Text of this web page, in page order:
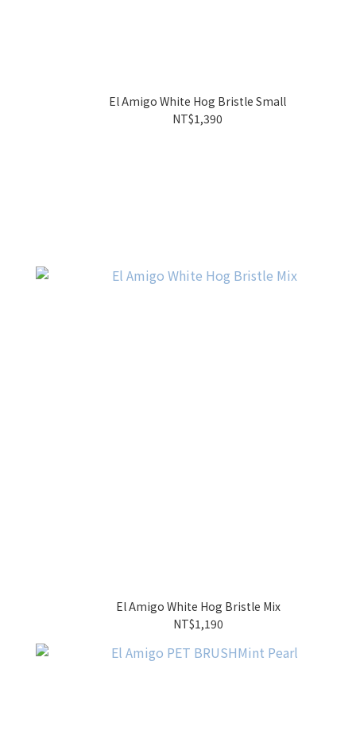
El Amigo White Hog Bristle Small
NT$1,390
El Amigo White Hog Bristle Mix
NT$1,190